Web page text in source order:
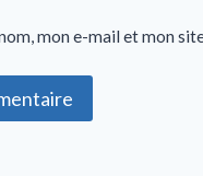
mon e-mail et mon